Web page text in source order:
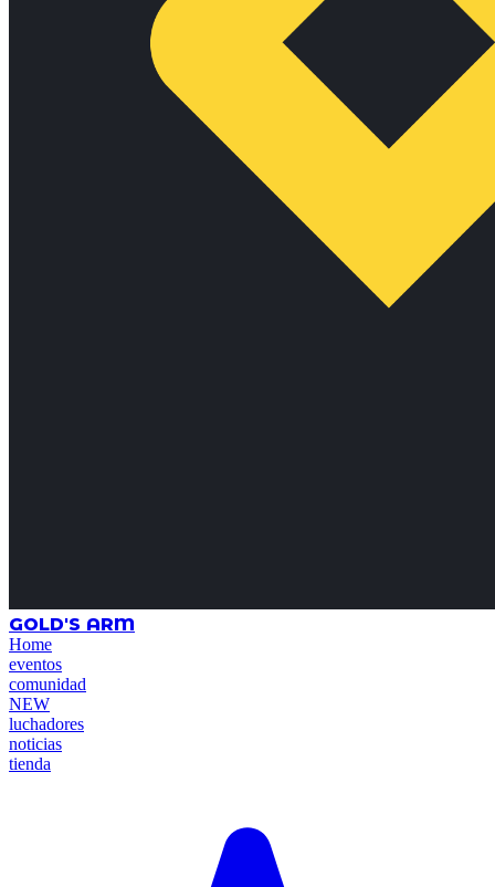
GOLD'S ARM
Home
eventos
comunidad
NEW
luchadores
noticias
tienda